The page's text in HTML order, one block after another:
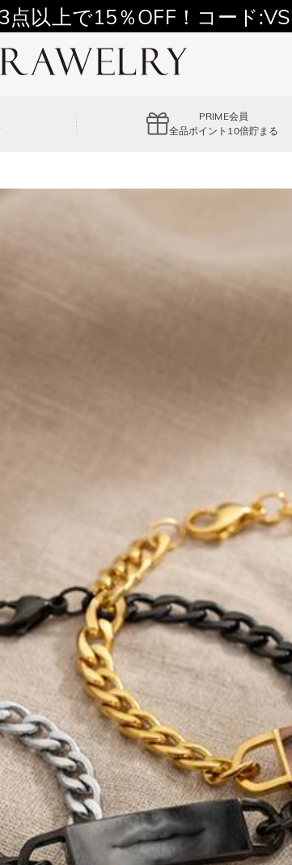
以上通常配送無料！
点以上で15％OFF！コード:VS2
PRIME会員
全品ポイント10倍貯まる